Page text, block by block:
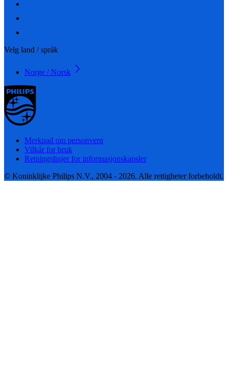
Velg land / språk
Norge / Norsk
Merknad om personvern
Vilkår for bruk
Retningslinjer for informasjonskapsler
© Koninklijke Philips N.V., 2004 - 2026. Alle rettigheter forbeholdt.